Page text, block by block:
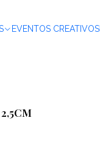
EVENTOS CREATIVOS